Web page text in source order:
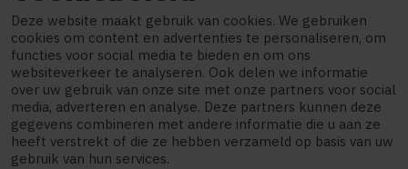
Deze website maakt gebruik van cookies. We gebruiken
cookies om content en advertenties te personaliseren, om
functies voor social media te bieden en om ons
websiteverkeer te analyseren. Ook delen we informatie
over uw gebruik van onze site met onze partners voor social
media, adverteren en analyse. Deze partners kunnen deze
gegevens combineren met andere informatie die u aan ze
heeft verstrekt of die ze hebben verzameld op basis van uw
gebruik van hun services.